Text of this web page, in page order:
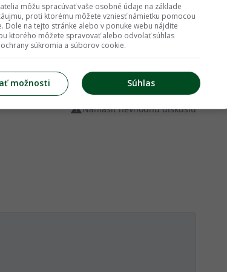
presadený do z…
Presiakne voda az do hlbky kde su
Nahlásiť nevhodnú diskusiu
môžu spracúvať vaše osobné údaje na základe
proti ktorému môžete vzniesť námietku pomocou
Dole na tejto stránke alebo v ponuke webu nájdite
ktorého môžete spravovať alebo odvolať súhlas
súkromia a súborov cookie.
Súhlas
možnosti